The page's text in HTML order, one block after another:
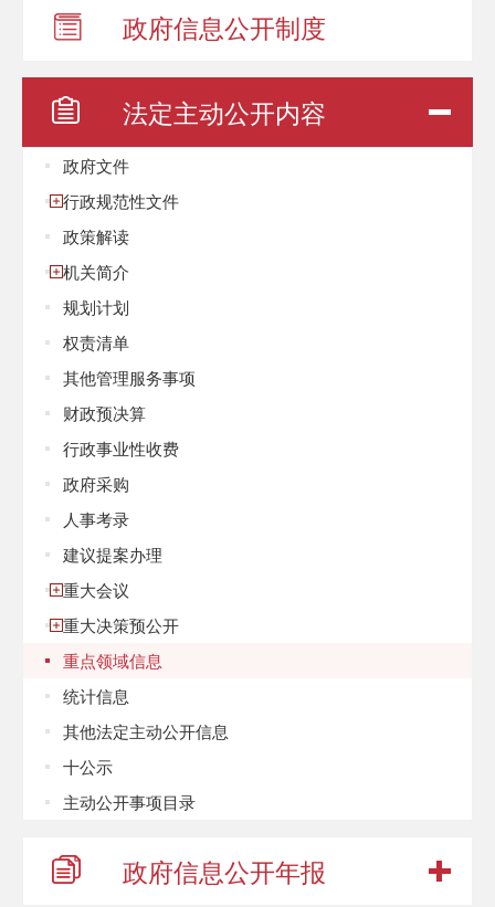
政府信息公开制度
法定主动公开内容
政府文件
行政规范性文件
政策解读
机关简介
规划计划
权责清单
其他管理服务事项
财政预决算
行政事业性收费
政府采购
人事考录
建议提案办理
重大会议
重大决策预公开
重点领域信息
统计信息
其他法定主动公开信息
十公示
主动公开事项目录
政府信息公开年报